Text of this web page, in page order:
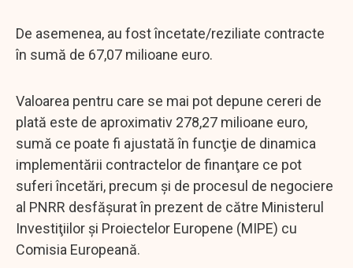
De asemenea, au fost încetate/reziliate contracte
în sumă de 67,07 milioane euro.
Valoarea pentru care se mai pot depune cereri de
plată este de aproximativ 278,27 milioane euro,
sumă ce poate fi ajustată în funcţie de dinamica
implementării contractelor de finanţare ce pot
suferi încetări, precum şi de procesul de negociere
al PNRR desfăşurat în prezent de către Ministerul
Investiţiilor şi Proiectelor Europene (MIPE) cu
Comisia Europeană.